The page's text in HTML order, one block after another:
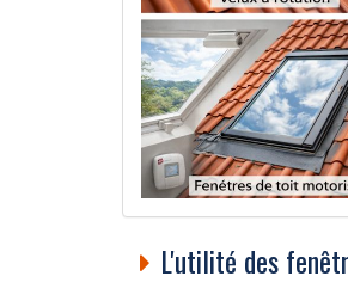
L'utilité des